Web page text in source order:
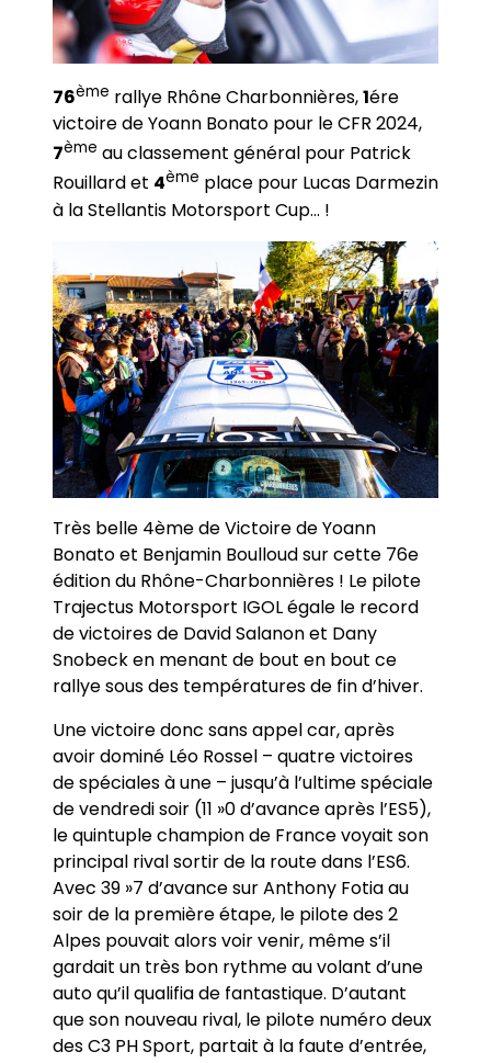
76ème rallye Rhône Charbonnières,1ére
victoire de Yoann Bonato pour le CFR 2024,
7ème au classement général pour Patrick
Rouillard et 4ème place pour Lucas Darmezin
à la Stellantis Motorsport Cup… !
Très belle 4ème de Victoire de Yoann
Bonato et Benjamin Boulloud sur cette 76e
édition du Rhône-Charbonnières ! Le pilote
Trajectus Motorsport IGOL égale le record
de victoires de David Salanon et Dany
Snobeck en menant de bout en bout ce
rallye sous des températures de fin d’hiver.
Une victoire donc sans appel car, après
avoir dominé Léo Rossel – quatre victoires
de spéciales à une – jusqu’à l’ultime spéciale
de vendredi soir (11 »0 d’avance après l’ES5),
le quintuple champion de France voyait son
principal rival sortir de la route dans l’ES6.
Avec 39 »7 d’avance sur Anthony Fotia au
soir de la première étape, le pilote des 2
Alpes pouvait alors voir venir, même s’il
gardait un très bon rythme au volant d’une
auto qu’il qualifia de fantastique. D’autant
que son nouveau rival, le pilote numéro deux
des C3 PH Sport, partait à la faute d’entrée,